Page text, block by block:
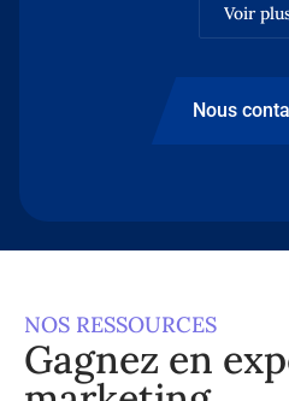
Voir
Nous
NOS RESSOURCES
Gagnez en